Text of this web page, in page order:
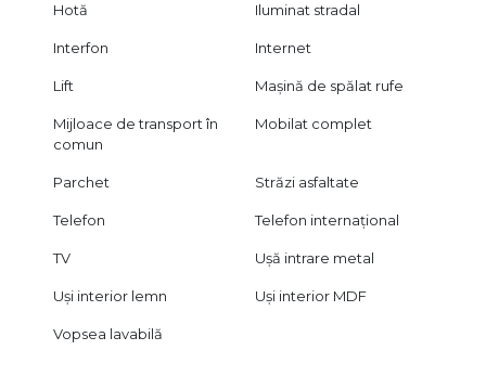
Hotă Iluminat stradal
Interfon Internet
Lift Mașină de spălat rufe
Mijloace de transport în
comun
Mobilat complet
Parchet Străzi asfaltate
Telefon Telefon internațional
TV Ușă intrare metal
Uși interior lemn Uși interior MDF
Vopsea lavabilă